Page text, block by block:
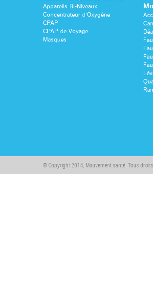
Appareils Bi-Niveaux
Concentrateur d’Oxygène
CPAP
CPAP de Voyage
Masques
© Copyright 2014, Mouvement santé. Tous droits